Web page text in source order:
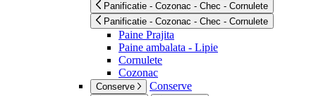
Panificatie - Cozonac - Chec - Cornulete
Panificatie - Cozonac - Chec - Cornulete
Paine Prajita
Paine ambalata - Lipie
Cornulete
Cozonac
Conserve Conserve